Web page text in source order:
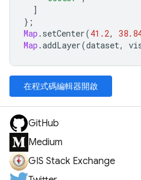
]
};
Map . setCenter(41.2,
Map .addLayer(dataset,
在程式碼編輯器開啟
GitHub
Medium
GIS Stack Exchange